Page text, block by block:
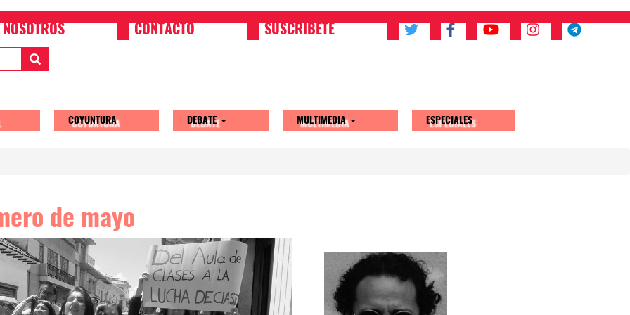
NOSOTROS CONTACTO SUSCRIBETE
COYUNTURA DEBATE MULTIMEDIA ESPECIALES
de mayo